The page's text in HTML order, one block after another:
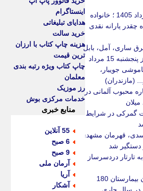
یارانه نقدی مرداد 1405 ؛ خانواده
چقدر یارانه نقدی
ساری، آمل، بابل
و قائمشهر امروز پنجشنبه 15 مرداد
خاموشی جویبار،
(مازندران)
محبوب آلمانی در
میلان
گمرکی در شرایط
قهرمان مشهدی
شد
تارتار دردسرساز
افتتاح ساختمان بیمارستان 180
اینستاگرام
هدایای تبلیغاتی
خرید سالت
هزینه چاپ کتاب با ارزان
ترین قیمت
چاپ کتاب ویژه رتبه بندی
معلمان
رز موزیک
خدمات مرکزی بوش
منابع خبری
55 آنلاین
6 صبح
9 صبح
آرمان ملی
آریا
آشکار